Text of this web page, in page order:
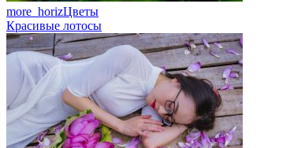
more_horizЦветы
Красивые лотосы